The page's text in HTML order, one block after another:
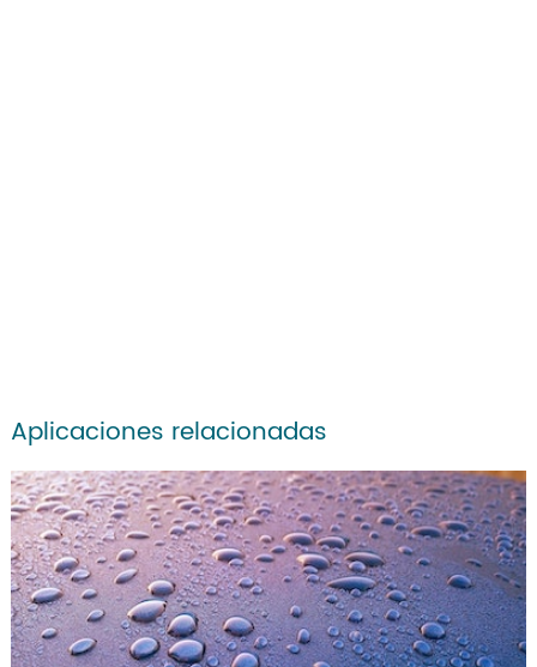
Aplicaciones relacionadas